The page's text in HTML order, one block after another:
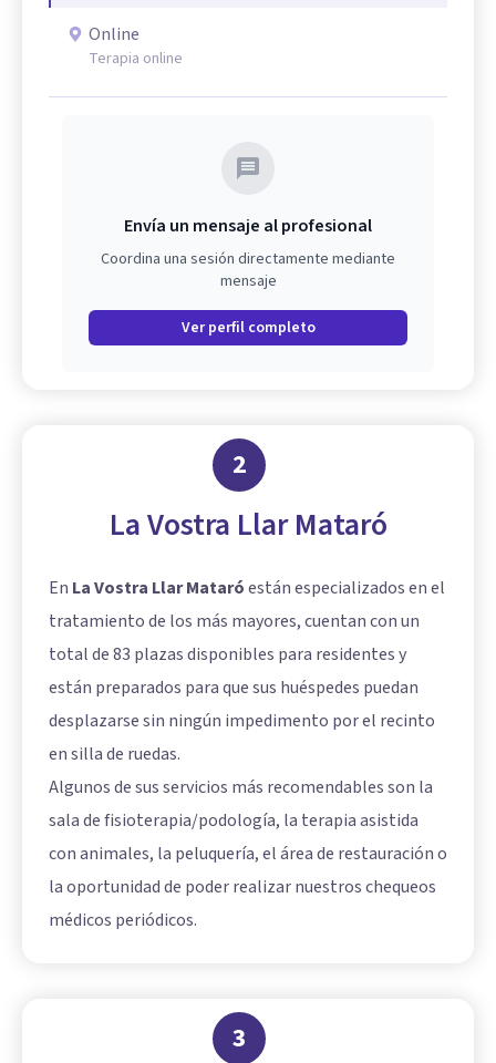
Online
Terapia online
Envía un mensaje al profesional
Coordina una sesión directamente mediante
mensaje
Ver perfil completo
2
La Vostra Llar Mataró
En La Vostra Llar Mataróestán especializados en el
tratamiento de los más mayores, cuentan con un
total de 83 plazas disponibles para residentes y
están preparados para que sus huéspedes puedan
desplazarse sin ningún impedimento por el recinto
en silla de ruedas.
Algunos de sus servicios más recomendables son la
sala de fisioterapia/podología, la terapia asistida
con animales, la peluquería, el área de restauración o
la oportunidad de poder realizar nuestros chequeos
médicos periódicos.
3